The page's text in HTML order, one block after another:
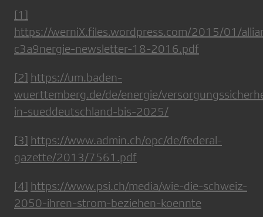
[1]
https://werniX.files.wordpress.com/2015/01/
c3a9nergie-newsletter-18-2016.pdf
[2] https://um.baden-
wuerttemberg.de/de/energie/
in-sueddeutschland-bis-2025/
[3] https://www.admin.ch/opc/de/federal-
gazette/2013/7561.pdf
[4] https://www.psi.ch/media/wie-die-schweiz-
2050-ihren-strom-beziehen-koennte